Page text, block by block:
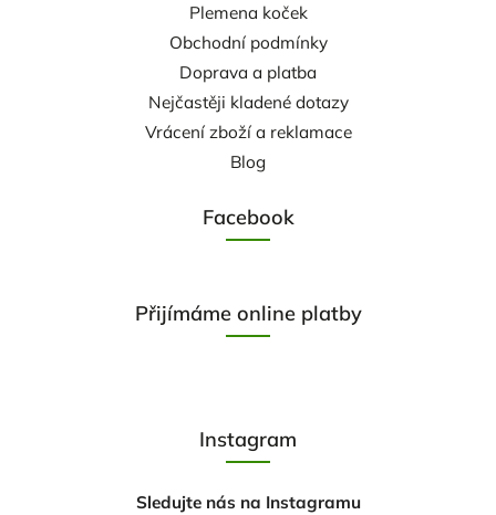
Plemena koček
Obchodní podmínky
Doprava a platba
Nejčastěji kladené dotazy
Vrácení zboží a reklamace
Blog
Facebook
Přijímáme online platby
Instagram
Sledujte nás na Instagramu